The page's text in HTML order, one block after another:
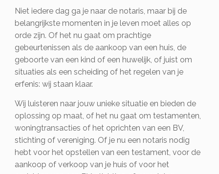
Niet iedere dag ga je naar de notaris, maar bij de
belangrijkste momenten in je leven moet alles op
orde zijn. Of het nu gaat om prachtige
gebeurtenissen als de aankoop van een huis, de
geboorte van een kind of een huwelijk, of juist om
situaties als een scheiding of het regelen van je
erfenis: wij staan klaar.
Wij luisteren naar jouw unieke situatie en bieden de
oplossing op maat, of het nu gaat om testamenten,
woningtransacties of het oprichten van een BV,
stichting of vereniging. Of je nu een notaris nodig
hebt voor het opstellen van een testament, voor de
aankoop of verkoop van je huis of voor het